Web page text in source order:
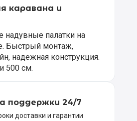
каравана и
надувные палатки на
Быстрый монтаж,
надежная конструкция.
500 см.
поддержки 24/7
доставки и гарантии